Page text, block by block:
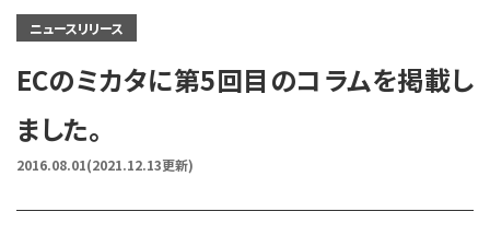
ニュースリリース
ECのミカタに第5回目のコラムを掲載し
ました。
2016.08.01(2021.12.13更新)